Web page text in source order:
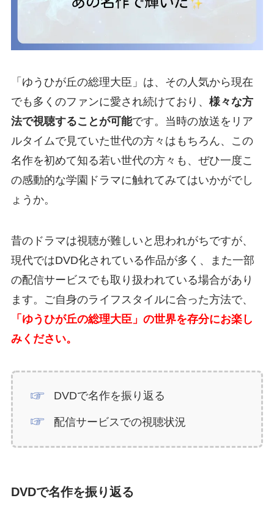
「ゆうひが丘の総理大臣」は、その人気から現在
でも多くのファンに愛され続けており、 様々な方
法で視聴することが可能です。当時の放送をリア
ルタイムで見ていた世代の方々はもちろん、この
名作を初めて知る若い世代の方々も、ぜひ一度こ
の感動的な学園ドラマに触れてみてはいかがでし
ょうか。
昔のドラマは視聴が難しいと思われがちですが、
現代ではDVD化されている作品が多く、また一部
の配信サービスでも取り扱われている場合があり
ます。ご自身のライフスタイルに合った方法で、
「ゆうひが丘の総理大臣」の世界を存分にお楽し
みください。
DVDで名作を振り返る
配信サービスでの視聴状況
DVDで名作を振り返る